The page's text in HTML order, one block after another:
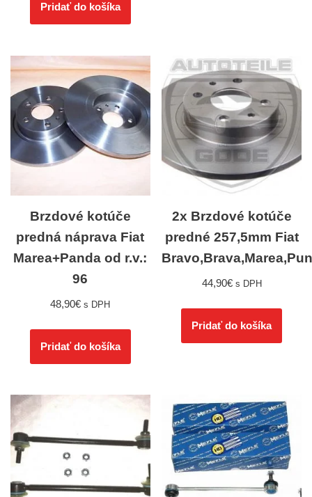
Pridať do košíka
Brzdové kotúče
predná náprava Fiat
Marea+Panda od r.v.:
96
48,90€ s DPH
Pridať do košíka
2x Brzdové kotúče
predné 257,5mm Fiat
44,90€ s DPH
Pridať do košíka